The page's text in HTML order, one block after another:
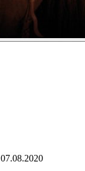
07.08.2020